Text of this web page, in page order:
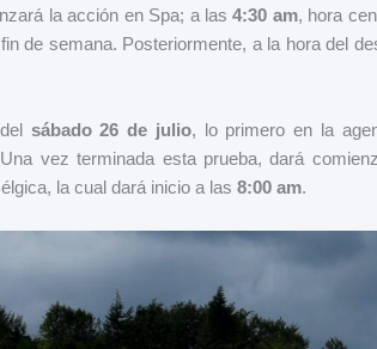
la acción en Spa; a las4:30 am, hora
de semana. Posteriormente, a la hora del
sábado 26 de julio, lo primero en la
vez terminada esta prueba, dará
la cual dará inicio a las 8:00 am.